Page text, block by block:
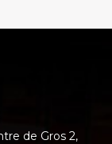
de Gros 2,